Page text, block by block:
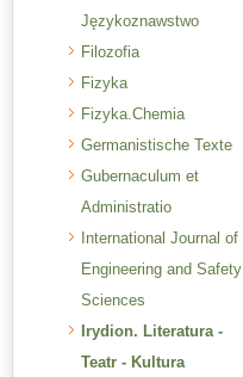
Językoznawstwo
Filozofia
Fizyka
Fizyka.Chemia
Germanistische Texte
Gubernaculum et
Administratio
International Journal of
Engineering and Safety
Sciences
Irydion. Literatura -
Teatr - Kultura